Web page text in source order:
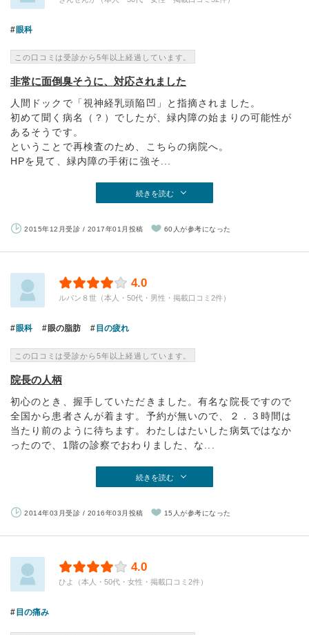
眼科
この口コミは受診から5年以上経過しています。
非常に面倒臭そうに、対応されました
人間ドックで「視神経乳頭陥凹」と指摘されました。
初めて聞く病名（？）でしたが、緑内障の始まりの可能性が
あるそうです。
ということで再検査のため、こちらの病院へ。
HPを見て、緑内障の手術に強そ...
続きを読む
2015年12月受診 / 2017年01月投稿 60人が参考になった
4.0
ルパン８世（本人・50代・男性・掲載口コミ2件）
眼科 眼の脂肪 目の疲れ
この口コミは受診から5年以上経過しています。
院長の人柄
初心のとき、握手していただきました。有名な院長ですので
全国から患者さんが着ます。予約が無いので、２．３時間は
当たり前のように待ちます。わたしはたいした病気ではなか
ったので、1階の診察でおわりました、な...
続きを読む
2014年03月受診 / 2016年03月投稿 15人が参考になった
4.0
ひよ（本人・50代・女性・掲載口コミ2件）
目の痛み